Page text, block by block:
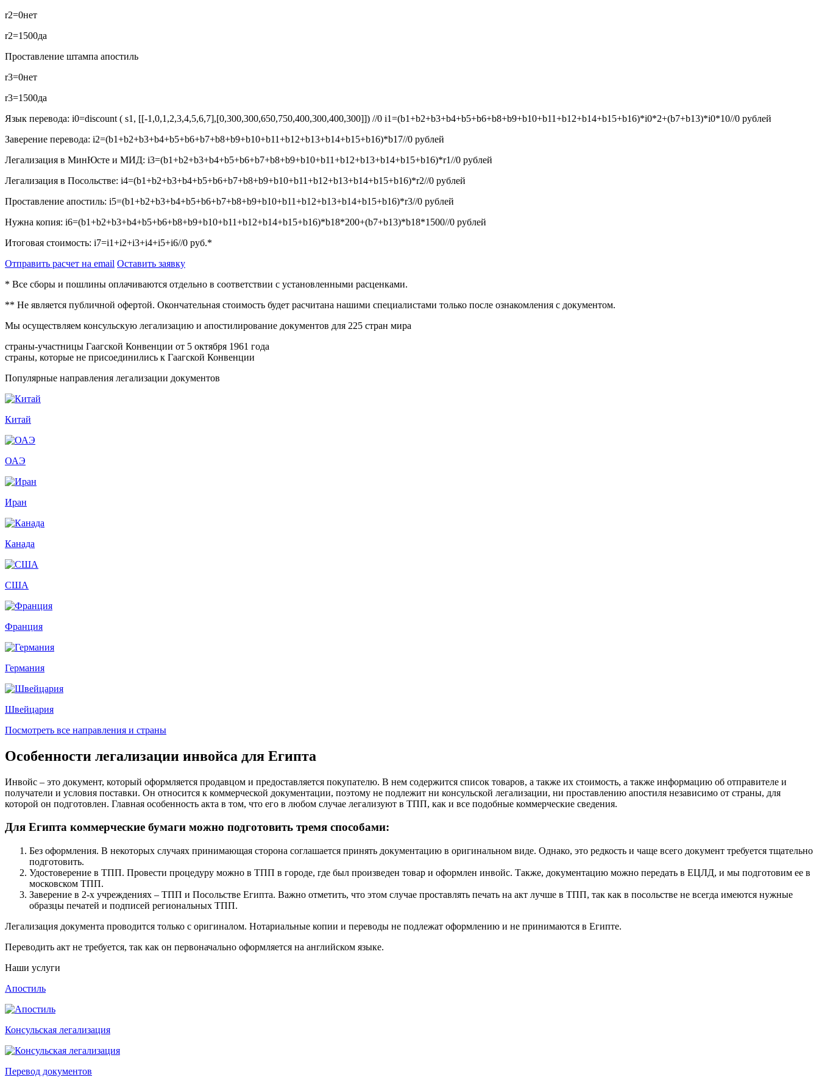
r2=0нет
r2=1500да
Проставление штампа апостиль
r3=0нет
r3=1500да
Язык перевода: i0=discount ( s1, [[-1,0,1,2,3,4,5,6,7],[0,300,300,650,750,400,300,400,300]]) //0 i1=(b1+b2+b3+b4+b5+b6+b8+b9+b10+b11+b12+b14+b15+b16)*i0*2+(b7+b13)*i0*10//0 рублей
Заверение перевода: i2=(b1+b2+b3+b4+b5+b6+b7+b8+b9+b10+b11+b12+b13+b14+b15+b16)*b17//0 рублей
Легализация в МинЮсте и МИД: i3=(b1+b2+b3+b4+b5+b6+b7+b8+b9+b10+b11+b12+b13+b14+b15+b16)*r1//0 рублей
Легализация в Посольстве: i4=(b1+b2+b3+b4+b5+b6+b7+b8+b9+b10+b11+b12+b13+b14+b15+b16)*r2//0 рублей
Проставление апостиль: i5=(b1+b2+b3+b4+b5+b6+b7+b8+b9+b10+b11+b12+b13+b14+b15+b16)*r3//0 рублей
Нужна копия: i6=(b1+b2+b3+b4+b5+b6+b8+b9+b10+b11+b12+b14+b15+b16)*b18*200+(b7+b13)*b18*1500//0 рублей
Итоговая стоимость: i7=i1+i2+i3+i4+i5+i6//0 руб.*
Отправить расчет на email Оставить заявку
* Все сборы и пошлины оплачиваются отдельно в соответствии с установленными расценками.
** Не является публичной офертой. Окончательная стоимость будет расчитана нашими специалистами только после ознакомления с документом.
Мы осуществляем консульскую легализацию и апостилирование документов для 225 стран мира
страны-участницы Гаагской Конвенции от 5 октября 1961 года
страны, которые не присоединились к Гаагской Конвенции
Популярные направления легализации документов
Китай
ОАЭ
Иран
Канада
США
Франция
Германия
Швейцария
Посмотреть все направления и страны
Особенности легализации инвойса для Египта
Инвойс – это документ, который оформляется продавцом и предоставляется покупателю. В нем содержится список товаров, а также их стоимость, а также информацию об отправителе и
получатели и условия поставки. Он относится к коммерческой документации, поэтому не подлежит ни консульской легализации, ни проставлению апостиля независимо от страны, для
которой он подготовлен. Главная особенность акта в том, что его в любом случае легализуют в ТПП, как и все подобные коммерческие сведения.
Для Египта коммерческие бумаги можно подготовить тремя способами:
Без оформления. В некоторых случаях принимающая сторона соглашается принять документацию в оригинальном виде. Однако, это редкость и чаще всего документ требуется тщательно
подготовить.
Удостоверение в ТПП. Провести процедуру можно в ТПП в городе, где был произведен товар и оформлен инвойс. Также, документацию можно передать в ЕЦЛД, и мы подготовим ее в
московском ТПП.
Заверение в 2-х учреждениях – ТПП и Посольстве Египта. Важно отметить, что этом случае проставлять печать на акт лучше в ТПП, так как в посольстве не всегда имеются нужные
образцы печатей и подписей региональных ТПП.
Легализация документа проводится только с оригиналом. Нотариальные копии и переводы не подлежат оформлению и не принимаются в Египте.
Переводить акт не требуется, так как он первоначально оформляется на английском языке.
Наши услуги
Апостиль
Консульская легализация
Перевод документов